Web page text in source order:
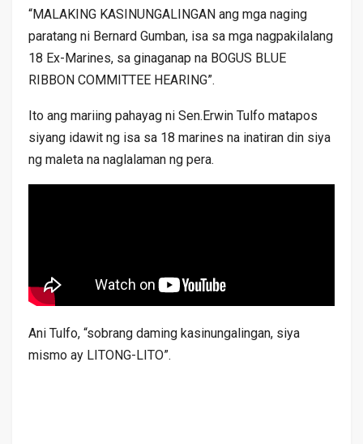
“MALAKING KASINUNGALINGAN ang mga naging
paratang ni Bernard Gumban, isa sa mga nagpakilalang
18 Ex-Marines, sa ginaganap na BOGUS BLUE
RIBBON COMMITTEE HEARING”.
Ito ang mariing pahayag ni Sen.Erwin Tulfo matapos
siyang idawit ng isa sa 18 marines na inatiran din siya
ng maleta na naglalaman ng pera.
Ani Tulfo, “sobrang daming kasinungalingan, siya
mismo ay LITONG-LITO”.